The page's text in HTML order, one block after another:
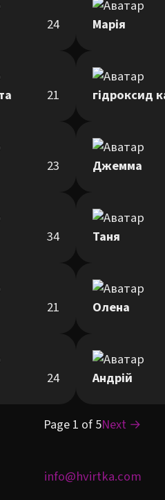
24 Марія
21
23 Джемма
34 Таня
21 Олена
24 Андрій
Page 1 of 5Next →
info@hvirtka.com